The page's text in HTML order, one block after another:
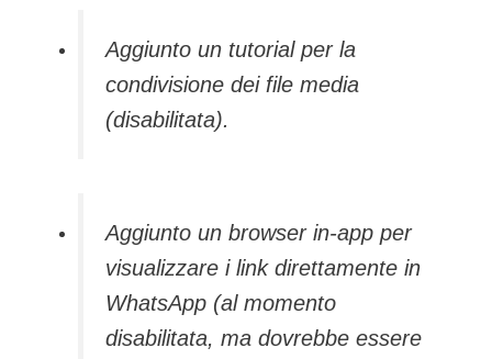
Aggiunto un tutorial per la
condivisione dei file media
(disabilitata).
Aggiunto un browser in-app per
visualizzare i link direttamente in
WhatsApp (al momento
disabilitata, ma dovrebbe essere